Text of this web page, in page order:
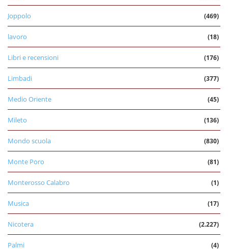
Joppolo (469)
lavoro (18)
Libri e recensioni (176)
Limbadi (377)
Medio Oriente (45)
Mileto (136)
Mondo scuola (830)
Monte Poro (81)
Monterosso Calabro (1)
Musica (17)
Nicotera (2.227)
Palmi (4)